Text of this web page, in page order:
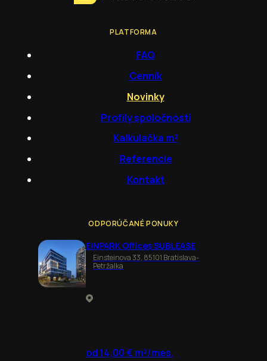
PLATFORMA
FAQ
Cenník
Novinky
Profily spoločností
Kalkulačka m²
Referencie
Kontakt
ODPORÚČANÉ PONUKY
EINPARK Offices SUBLEASE
Einsteinova 33, 85101 Bratislava-
Petržalka
od 14,00 € m²/mes.